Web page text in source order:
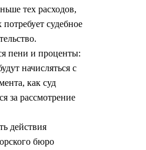
тех расходов,
потребует судебное
пени и проценты:
начисляться с
как суд
за рассмотрение
действия
бюро